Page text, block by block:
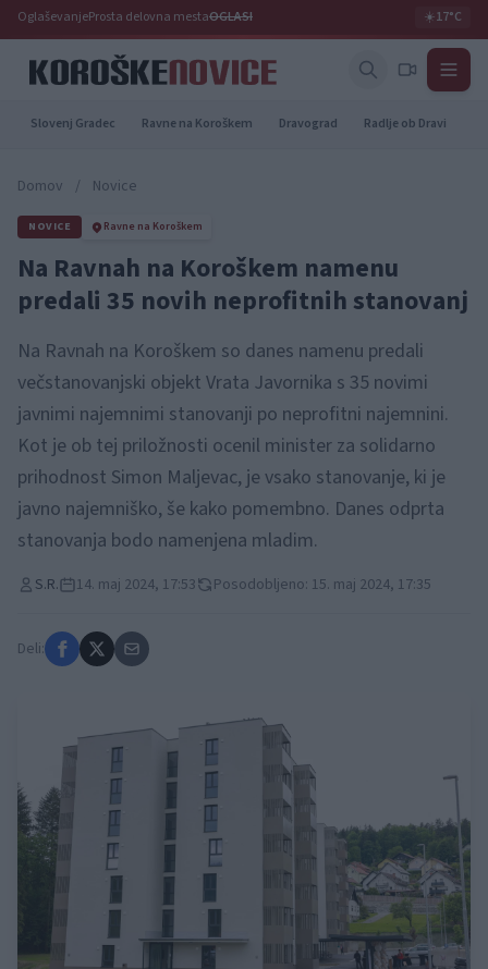
OglaševanjeProsta delovna mestaOGLASI ☀️17°C
Slovenj Gradec Ravne na Koroškem Dravograd Radlje ob Dravi
Domov / Novice
NOVICE Ravne na Koroškem
Na Ravnah na Koroškem namenu
predali 35 novih neprofitnih stanovanj
Na Ravnah na Koroškem so danes namenu predali
večstanovanjski objekt Vrata Javornika s 35 novimi
javnimi najemnimi stanovanji po neprofitni najemnini.
Kot je ob tej priložnosti ocenil minister za solidarno
prihodnost Simon Maljevac, je vsako stanovanje, ki je
javno najemniško, še kako pomembno. Danes odprta
stanovanja bodo namenjena mladim.
S.R. 14. maj 2024, 17:53 Posodobljeno: 15. maj 2024, 17:35
Deli: